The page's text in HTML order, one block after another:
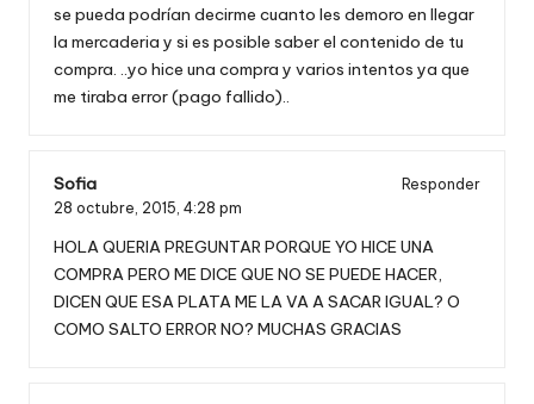
se pueda podrían decirme cuanto les demoro en llegar
la mercaderia y si es posible saber el contenido de tu
compra. ..yo hice una compra y varios intentos ya que
me tiraba error (pago fallido)..
Sofia
Responder
28 octubre, 2015, 4:28 pm
HOLA QUERIA PREGUNTAR PORQUE YO HICE UNA
COMPRA PERO ME DICE QUE NO SE PUEDE HACER,
DICEN QUE ESA PLATA ME LA VA A SACAR IGUAL? O
COMO SALTO ERROR NO? MUCHAS GRACIAS